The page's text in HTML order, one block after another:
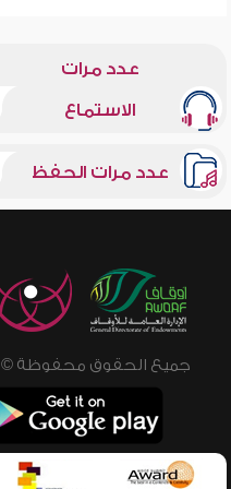
عدد مرات
الاستماع
عدد مرات الحفظ
جميع الحقوق محفوظة © 2026 - 1998 لشبكة إسلام ويب